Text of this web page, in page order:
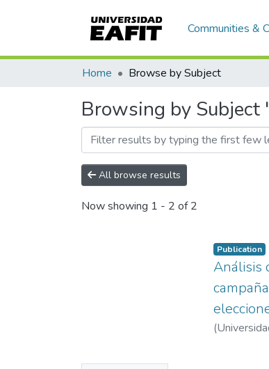
Communities &
Home Browse by Subject
Browsing by Subject
All browse results
Now showing 1 - 2 of 2
Publication
Análisis
(